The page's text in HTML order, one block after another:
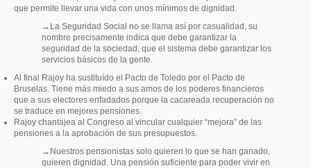
que permite llevar una vida con unos mínimos de dignidad.
→La Seguridad Social no se llama así por casualidad, su
nombre precisamente indica que debe garantizar la
seguridad de la sociedad, que el sistema debe garantizar los
servicios básicos de la gente.
Al final Rajoy ha sustituído el Pacto de Toledo por el Pacto de
Bruselas. Tiene más miedo a sus amos de los poderes financieros
que a sus electores enfadados porque la cacareada recuperación no
se traduce en mejores pensiones.
Rajoy chantajea al Congreso al vincular cualquier “mejora” de las
pensiones a la aprobación de sus presupuestos.
→Nuestros pensionistas solo quieren lo que se han ganado,
quieren dignidad. Una pensión suficiente para poder vivir en